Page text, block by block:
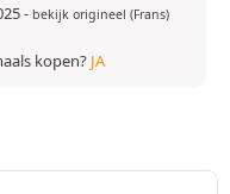
- bekijk origineel (Frans)
kopen? JA